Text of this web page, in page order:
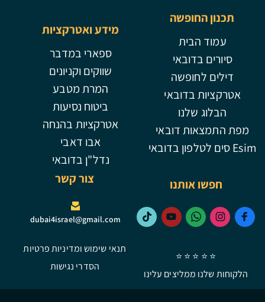
תכנון החופשה
עמוד הבית
סיורים בדובאי
דילים לחופשה
אטרקציות בדובאי
הבלוג שלנו
מפת התמצאות דובאי
Esim סים לטלפון בדובאי
מידע ואטרקציות
ספארי במדבר
שווקים וקניונים
המרת מטבע
ביטוח נסיעות
אטרקציות בהנחה
אבו דאבי
נדל"ן בדובאי
חפשו אותנו
⭐ ⭐ ⭐ ⭐ ⭐
הלקוחות שלנו ממליצים עלינו
צור קשר
dubai4israel@gmail.com
תנאי שימוש ומדיניות פרטיות
הסדרי נגישות